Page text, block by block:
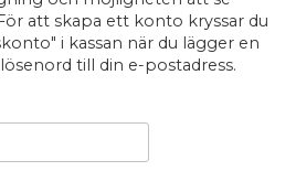
att skapa ett konto kryssar du
i kassan när du lägger en
till din e-postadress.